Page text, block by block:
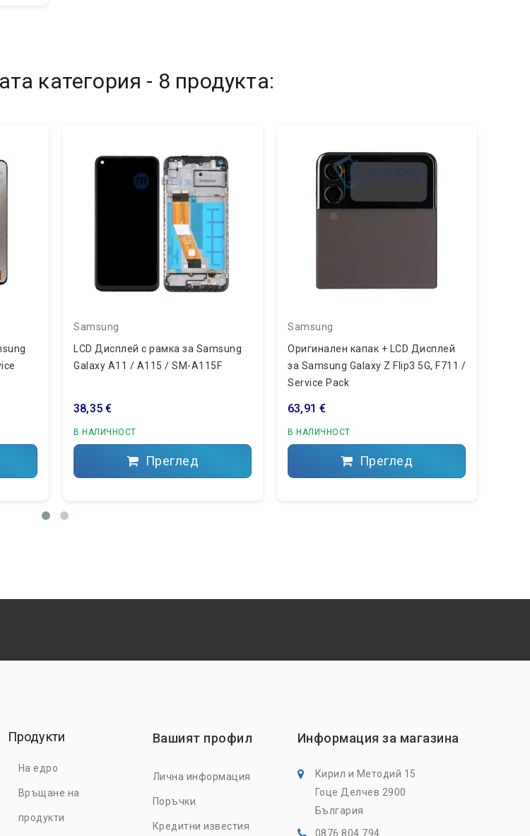
категория - 8 продукта:
Samsung
LCD Дисплей с рамка за Samsung
Galaxy A11 / A115 / SM-A115F
38,35 €
В НАЛИЧНОСТ
Преглед
Samsung
Оригинален капак + LCD Дисплей
за Samsung Galaxy Z Flip3 5G, F711 /
Service Pack
63,91 €
В НАЛИЧНОСТ
Преглед
Продукти
На едро
Връщане на
продукти
Вашият профил
Лична информация
Поръчки
Кредитни известия
Информация за магазина
Кирил и Методий 15
Гоце Делчев 2900
България
0876 804 794